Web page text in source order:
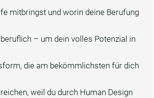
mitbringst und worin deine Berufung
– um dein volles Potenzial in
die am bekömmlichsten für dich
weil du durch Human Design